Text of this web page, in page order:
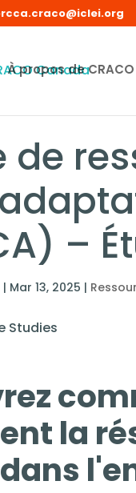
À propos de CRACO
de
–
| Mar 13, 2025 |
la